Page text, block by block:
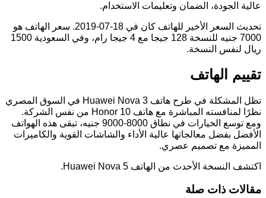
عالية الجودة، الضمان وتعليمات الاستخدام.
تحديث السعر الأخير للهاتف كان في 18-07-2019. سعر الهاتف هو
7000 جنيه للنسخة 128 جيجا مع 4 جيجا رام، وفي السعودية 1500
ريال لنفس النسخة.
تقييم الهاتف
تظل المشكلة في طرح هاتف Huawei Nova 3 في السوق المصري
نظرًا لمنافسته المباشرة مع هاتف Honor 10 من نفس الشركة.
ومع توسع الخيارات في نطاق 8000-9000 جنيه، تبقى هذه الهواتف
الأفضل بفضل معالجاتها عالية الأداء والشاشات القوية والكاميرات
المميزة مع تصميم عصري.
اكتشف النسخة الأحدث من الهاتف Huawei Nova 5.
مقالات ذات صلة